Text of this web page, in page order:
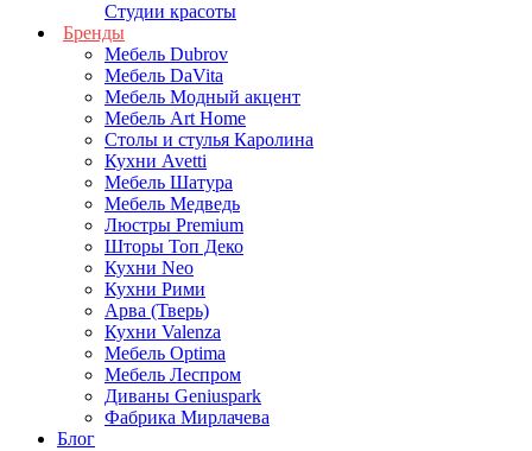
Студии красоты
Бренды
Мебель Dubrov
Мебель DaVita
Мебель Модный акцент
Мебель Art Home
Столы и стулья Каролина
Кухни Avetti
Мебель Шатура
Мебель Медведь
Люстры Premium
Шторы Топ Деко
Кухни Neo
Кухни Рими
Арва (Тверь)
Кухни Valenza
Мебель Optima
Мебель Леспром
Диваны Geniuspark
Фабрика Мирлачева
Блог